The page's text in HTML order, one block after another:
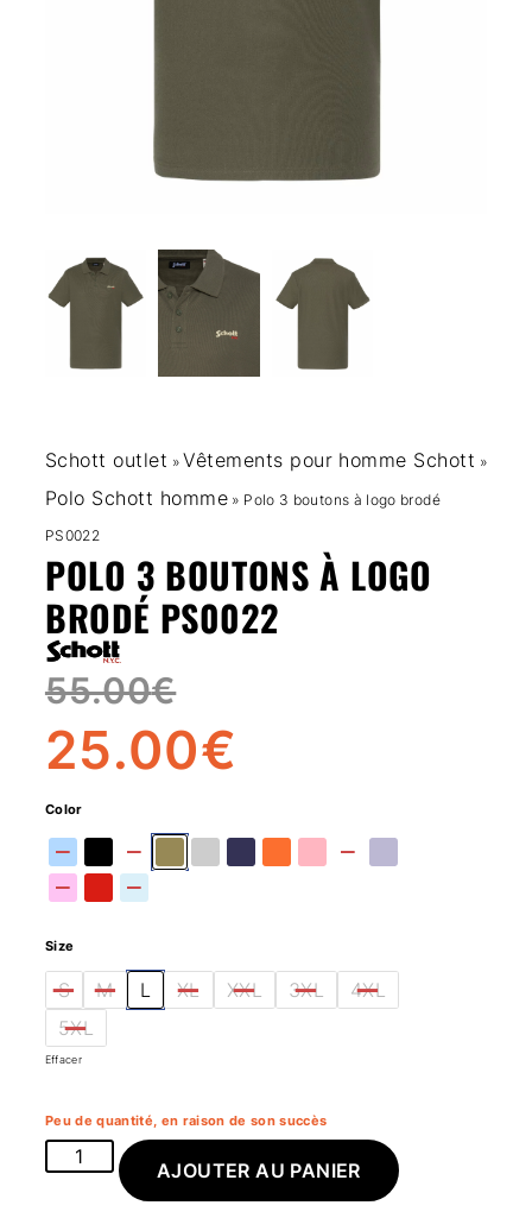
Schott outlet »Vêtements pour homme Schott »
Polo Schott homme » Polo 3 boutons à logo brodé
PS0022
POLO 3 BOUTONS À LOGO
BRODÉ PS0022
55.00€
25.00€
Color
Size
3XL
4XL
5XL
L
M
S XL XXL
Effacer
Peu de quantité, en raison de son succès
AJOUTER AU PANIER